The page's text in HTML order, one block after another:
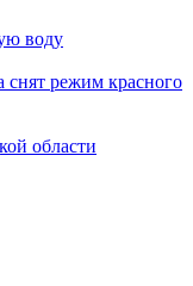
воду
снят режим красного
области